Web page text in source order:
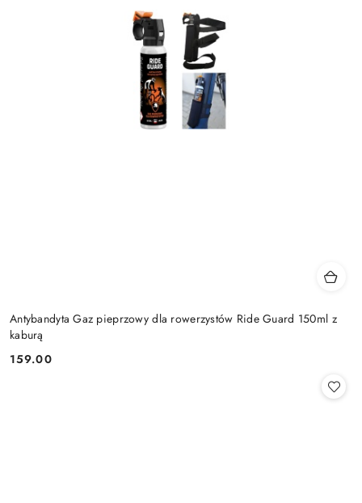
Antybandyta Gaz pieprzowy dla rowerzystów Ride Guard 150ml z
kaburą
Cena:
159.00